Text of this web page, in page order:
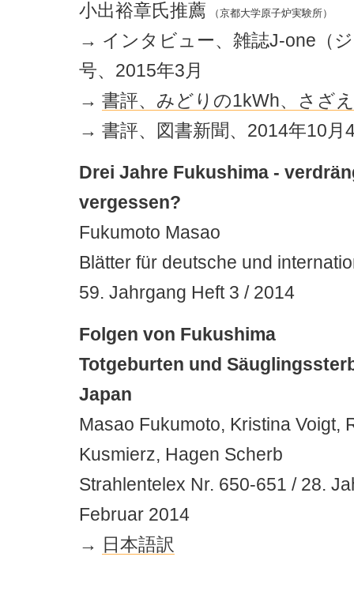
小出裕章氏推薦 （京都大学原子炉実験所）
→ インタビュー、雑誌J-one（
号、2015年3月
→ 書評、みどりの1kWh、さざ
→ 書評、図書新聞、2014年10月
Drei Jahre Fukushima -
vergessen?
Fukumoto Masao
Blätter für deutsche und
59. Jahrgang Heft 3 / 2014
Folgen von Fukushima
Totgeburten und
Japan
Masao Fukumoto, Kristina Voigt,
Kusmierz, Hagen Scherb
Strahlentelex Nr. 650-651 / 28.
Februar 2014
→ 日本語訳